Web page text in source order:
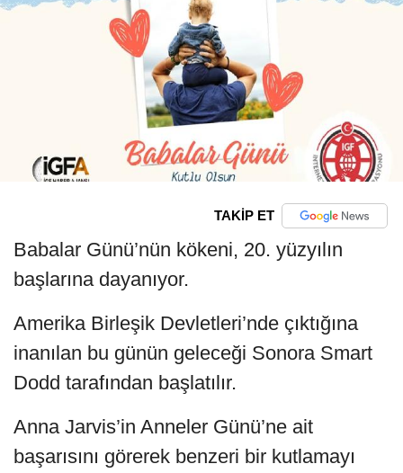
TAKİP ET
Babalar Günü’nün kökeni, 20. yüzyılın
başlarına dayanıyor.
Amerika Birleşik Devletleri’nde çıktığına
inanılan bu günün geleceği Sonora Smart
Dodd tarafından başlatılır.
Anna Jarvis’in Anneler Günü’ne ait
başarısını görerek benzeri bir kutlamayı